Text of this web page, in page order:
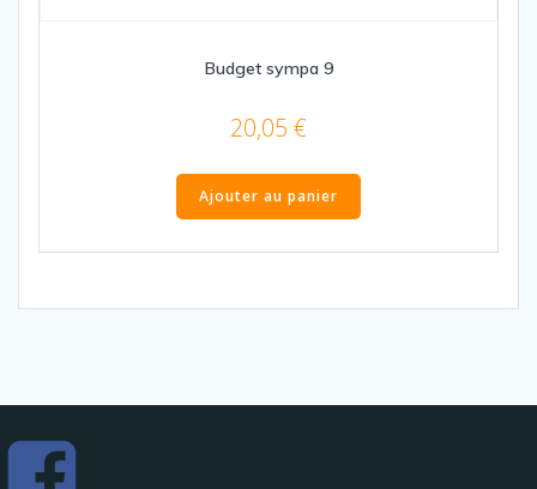
Budget sympa 9
20,05 €
Ajouter au panier